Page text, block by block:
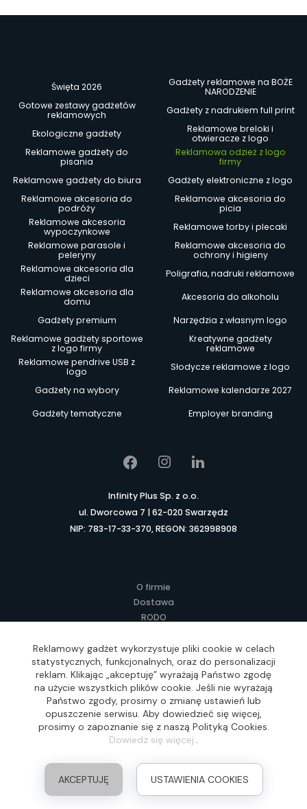
Święta 2026
Gadżety reklamowe na BOŻE
NARODZENIE
Gotowe zestawy gadżetów
reklamowych
Gadżety z nadrukiem full print
Ekologiczne gadżety
Reklamowe breloki i
otwieracze z logo
Reklamowe gadżety do
pisania
Reklamowa odzież z logo
firmy
Reklamowe gadżety do biura
Gadżety elektroniczne z logo
Reklamowe akcesoria do
podróży
Reklamowe akcesoria do
picia
Reklamowe akcesoria
wypoczynkowe
Reklamowe torby i plecaki
Reklamowe parasole i
peleryny
Reklamowe akcesoria do
ochrony i higieny
Reklamowe akcesoria dla
dzieci
Poligrafia, nadruki reklamowe
Reklamowe akcesoria dla
domu
Akcesoria do alkoholu
Gadżety premium
Narzędzia z własnym logo
Reklamowe gadżety sportowe
z logo firmy
Kreatywne gadżety
reklamowe
Reklamowe pendrive USB z
logo
Słodycze reklamowe z logo
Gadżety na wybory
Reklamowe kalendarze 2027
Gadżety tematyczne
Employer branding
Infinity Plus Sp. z o.o.
ul. Dworcowa 7 | 62-020 Swarzędz
NIP: 783-17-33-370, REGON: 362998908
O firmie
Dostawa
RODO
Regulamin
Lokalne Gadżety Reklamowe
Jak zamawiać?
Słownik pojęć
FAQ
Realizacja: Idea4Me.pl, Wszelkie prawa zastrzeżone
Reklamowy gadżet wykorzystuje pliki cookie w celach
statystycznych, funkcjonalnych, oraz do personalizacji
reklam. Klikając „akceptuję” wyrażają Państwo zgodę
na użycie wszystkich plików cookie. Jeśli nie wyrażają
Państwo zgody, prosimy o zmianę ustawień lub
opuszczenie serwisu. Aby dowiedzieć się więcej,
prosimy o zapoznanie się z naszą Polityką Cookies.
Dowiedz się więcej..
AKCEPTUJĘ USTAWIENIA COOKIES